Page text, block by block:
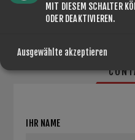
IHR NAME
MIT DIESEM SCHALTER
ODER DEAKTIVIEREN.
Ausgewählte akzeptieren